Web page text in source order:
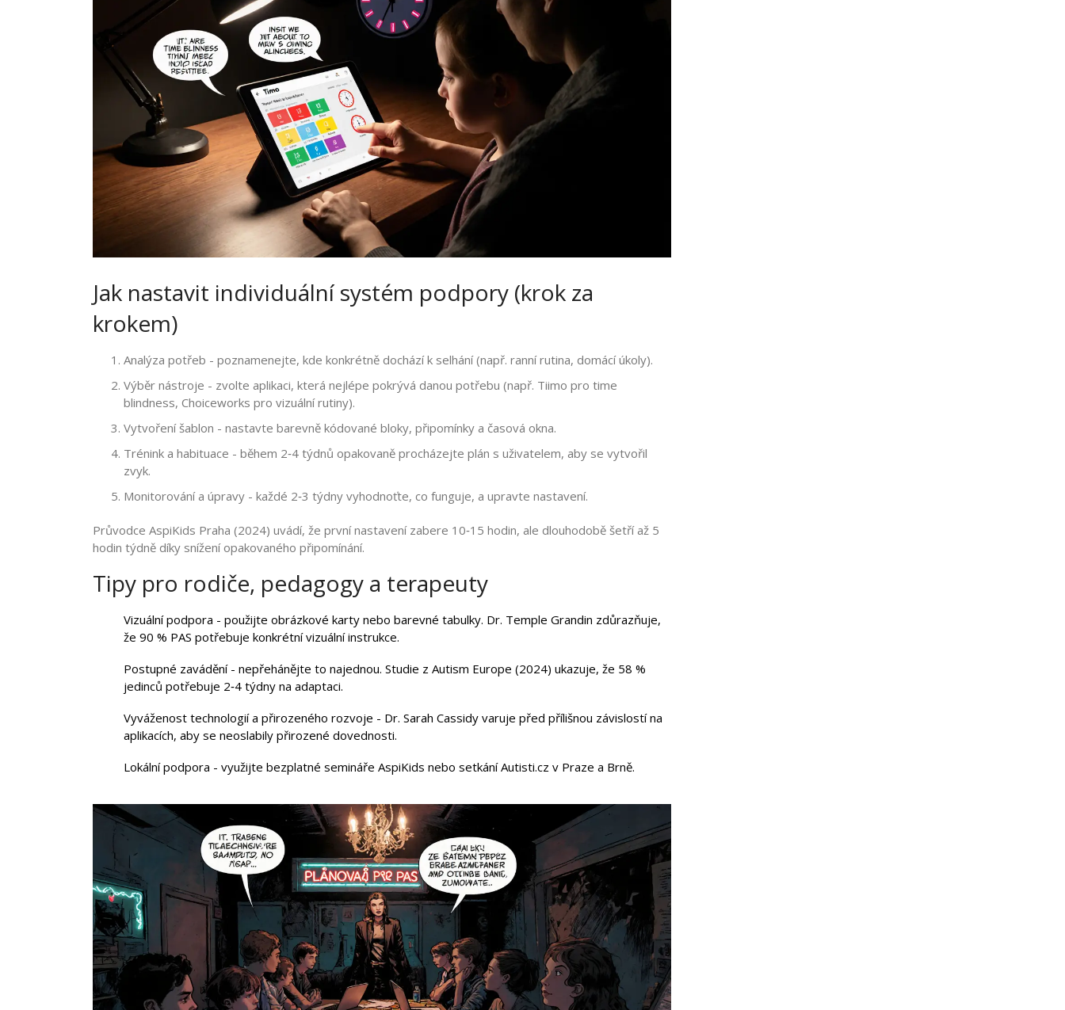
Jak nastavit individuální systém podpory (krok za
krokem)
Analýza potřeb - poznamenejte, kde konkrétně dochází k selhání (např. ranní rutina, domácí úkoly).
Výběr nástroje - zvolte aplikaci, která nejlépe pokrývá danou potřebu (např. Tiimo pro time
blindness, Choiceworks pro vizuální rutiny).
Vytvoření šablon - nastavte barevně kódované bloky, připomínky a časová okna.
Trénink a habituace - během 2‑4 týdnů opakovaně procházejte plán s uživatelem, aby se vytvořil
zvyk.
Monitorování a úpravy - každé 2‑3 týdny vyhodnoťte, co funguje, a upravte nastavení.
Průvodce AspiKids Praha (2024) uvádí, že první nastavení zabere 10‑15 hodin, ale dlouhodobě šetří až 5
hodin týdně díky snížení opakovaného připomínání.
Tipy pro rodiče, pedagogy a terapeuty
Vizuální podpora - použijte obrázkové karty nebo barevné tabulky. Dr. Temple Grandin zdůrazňuje,
že 90 % PAS potřebuje konkrétní vizuální instrukce.
Postupné zavádění - nepřehánějte to najednou. Studie z Autism Europe (2024) ukazuje, že 58 %
jedinců potřebuje 2‑4 týdny na adaptaci.
Vyváženost technologií a přirozeného rozvoje - Dr. Sarah Cassidy varuje před přílišnou závislostí na
aplikacích, aby se neoslabily přirozené dovednosti.
Lokální podpora - využijte bezplatné semináře AspiKids nebo setkání Autisti.cz v Praze a Brně.